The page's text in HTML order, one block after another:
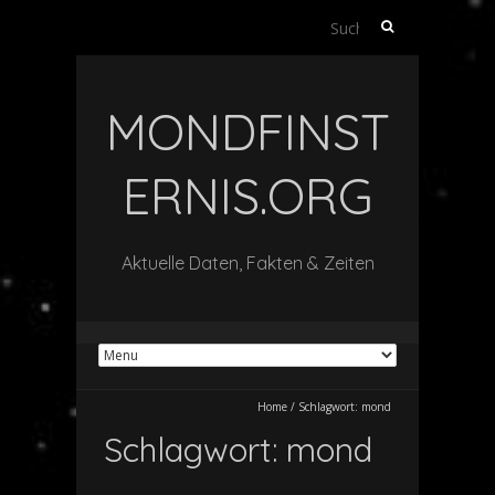
Suche
MONDFINST
ERNIS.ORG
Aktuelle Daten, Fakten & Zeiten
Home / Schlagwort: mond
Schlagwort: mond